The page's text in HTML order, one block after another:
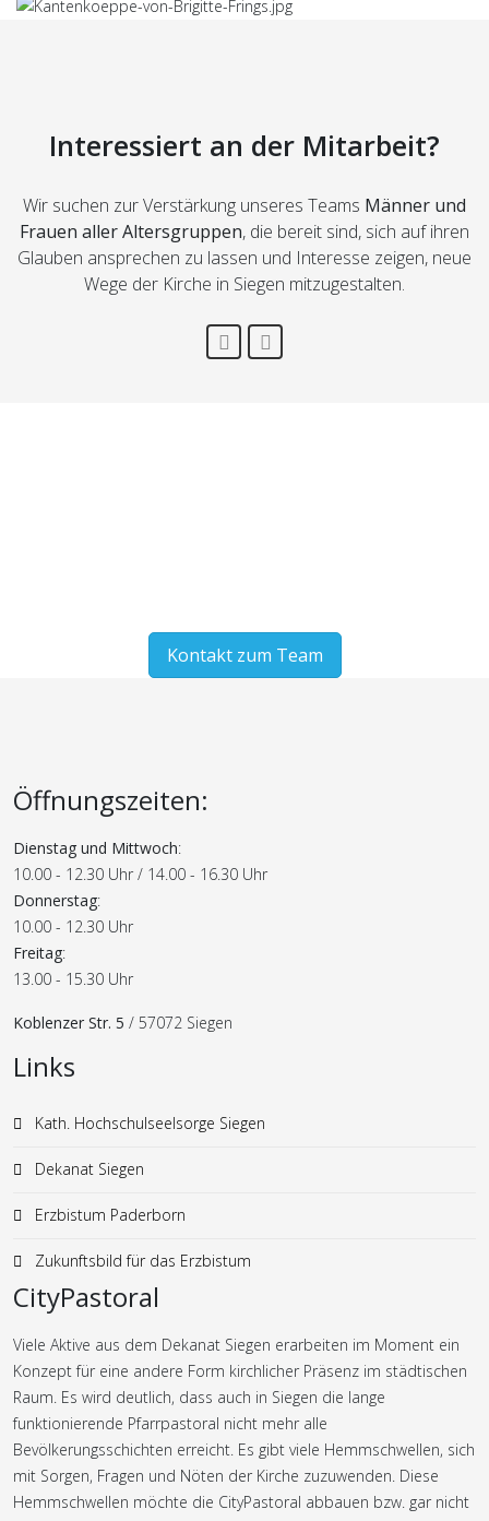
Interessiert an der Mitarbeit?
Wir suchen zur Verstärkung unseres Teams Männer und
Frauen aller Altersgruppen, die bereit sind, sich auf ihren
Glauben ansprechen zu lassen und Interesse zeigen, neue
Wege der Kirche in Siegen mitzugestalten.
Kontakt zum Team
Öffnungszeiten:
Dienstag und Mittwoch:
10.00 - 12.30 Uhr / 14.00 - 16.30 Uhr
Donnerstag:
10.00 - 12.30 Uhr
Freitag:
13.00 - 15.30 Uhr
Koblenzer Str. 5 / 57072 Siegen
Links
Kath. Hochschulseelsorge Siegen
Dekanat Siegen
Erzbistum Paderborn
Zukunftsbild für das Erzbistum
CityPastoral
Viele Aktive aus dem Dekanat Siegen erarbeiten im Moment ein
Konzept für eine andere Form kirchlicher Präsenz im städtischen
Raum. Es wird deutlich, dass auch in Siegen die lange
funktionierende Pfarrpastoral nicht mehr alle
Bevölkerungsschichten erreicht. Es gibt viele Hemmschwellen, sich
mit Sorgen, Fragen und Nöten der Kirche zuzuwenden. Diese
Hemmschwellen möchte die CityPastoral abbauen bzw. gar nicht